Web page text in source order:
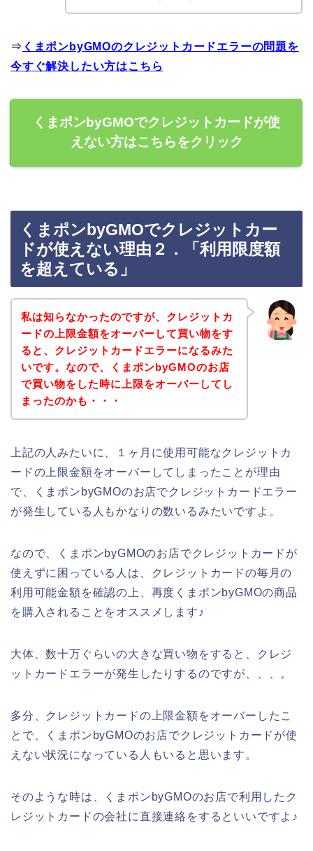
⇒ くまポンbyGMOのクレジットカードエラーの問題を
今すぐ解決したい方はこちら
くまポンbyGMOでクレジットカードが使
えない方はこちらをクリック
くまポンbyGMOでクレジットカー
ドが使えない理由２．「利用限度額
を超えている」
私は知らなかったのですが、クレジットカ
ードの上限金額をオーバーして買い物をす
ると、クレジットカードエラーになるみた
いです。なので、くまポンbyGMOのお店
で買い物をした時に上限をオーバーしてし
まったのかも・・・
上記の人みたいに、１ヶ月に使用可能なクレジットカ
ードの上限金額をオーバーしてしまったことが理由
で、くまポンbyGMOのお店でクレジットカードエラー
が発生している人もかなりの数いるみたいですよ。
なので、くまポンbyGMOのお店でクレジットカードが
使えずに困っている人は、クレジットカードの毎月の
利用可能金額を確認の上、再度くまポンbyGMOの商品
を購入されることをオススメします♪
大体、数十万ぐらいの大きな買い物をすると、クレジ
ットカードエラーが発生したりするのですが、、、。
多分、クレジットカードの上限金額をオーバーしたこ
とで、くまポンbyGMOのお店でクレジットカードが使
えない状況になっている人もいると思います。
そのような時は、くまポンbyGMOのお店で利用したク
レジットカードの会社に直接連絡をするといいですよ♪